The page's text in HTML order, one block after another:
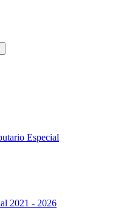
Especial
2021 - 2026